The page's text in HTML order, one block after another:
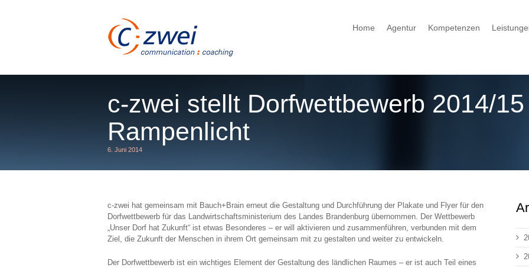
Home Agentur Kompetenzen
c-zwei stellt Dorfwettbewerb 2014/
Rampenlicht
6. Juni 2014
c-zwei hat gemeinsam mit Bauch+Brain erneut die Gestaltung und Durchführung der Plakate und Flyer für den
Dorfwettbewerb für das Landwirtschaftsministerium des Landes Brandenburg übernommen. Der Wettbewerb
„Unser Dorf hat Zukunft“ ist etwas Besonderes – er will aktivieren und zusammenführen, verbunden mit dem
Ziel, die Zukunft der Menschen in ihrem Ort gemeinsam mit zu gestalten und weiter zu entwickeln.
Der Dorfwettbewerb ist ein wichtiges Element der Gestaltung des ländlichen Raumes – er ist auch Teil eines